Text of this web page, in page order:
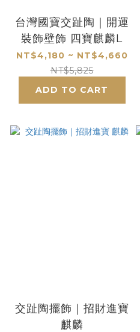
台灣國寶交趾陶｜開運
裝飾壁飾 四寶麒麟L
NT$4,180 ~ NT$4,660
NT$5,825
ADD TO CART
交趾陶擺飾｜招財進寶
麒麟